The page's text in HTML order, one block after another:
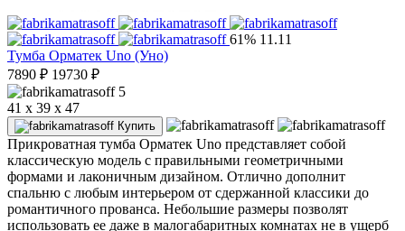
61% 11.11
Тумба Орматек Uno (Уно)
7890 ₽ 19730 ₽
5
41 x 39 x 47
Купить
Прикроватная тумба Орматек Uno представляет собой
классическую модель с правильными геометричными
формами и лаконичным дизайном. Отлично дополнит
спальню с любым интерьером от сдержанной классики до
романтичного прованса. Небольшие размеры позволят
использовать ее даже в малогабаритных комнатах не в ущерб